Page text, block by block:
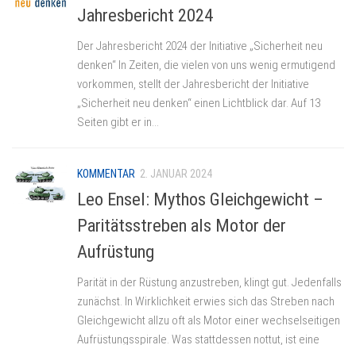
Jahresbericht 2024
Der Jahresbericht 2024 der Initiative „Sicherheit neu
denken“ In Zeiten, die vielen von uns wenig ermutigend
vorkommen, stellt der Jahresbericht der Initiative
„Sicherheit neu denken“ einen Lichtblick dar. Auf 13
Seiten gibt er in...
KOMMENTAR 2. JANUAR 2024
Leo Ensel: Mythos Gleichgewicht –
Paritätsstreben als Motor der
Aufrüstung
Parität in der Rüstung anzustreben, klingt gut. Jedenfalls
zunächst. In Wirklichkeit erwies sich das Streben nach
Gleichgewicht allzu oft als Motor einer wechselseitigen
Aufrüstungsspirale. Was stattdessen nottut, ist eine